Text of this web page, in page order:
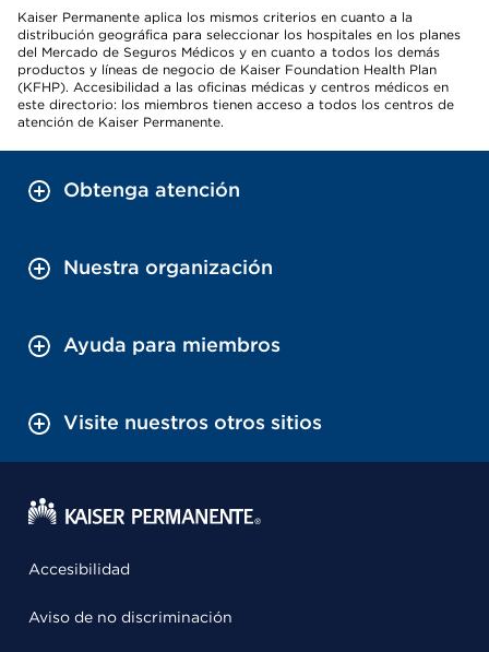
Kaiser Permanente aplica los mismos criterios en cuanto a la
distribución geográfica para seleccionar los hospitales en los planes
del Mercado de Seguros Médicos y en cuanto a todos los demás
productos y líneas de negocio de Kaiser Foundation Health Plan
(KFHP). Accesibilidad a las oficinas médicas y centros médicos en
este directorio: los miembros tienen acceso a todos los centros de
atención de Kaiser Permanente.
Obtenga atención
Nuestra organización
Ayuda para miembros
Visite nuestros otros sitios
Accesibilidad
Aviso de no discriminación